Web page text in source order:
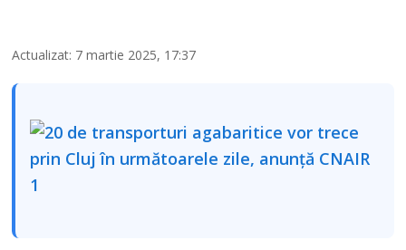
Actualizat: 7 martie 2025, 17:37